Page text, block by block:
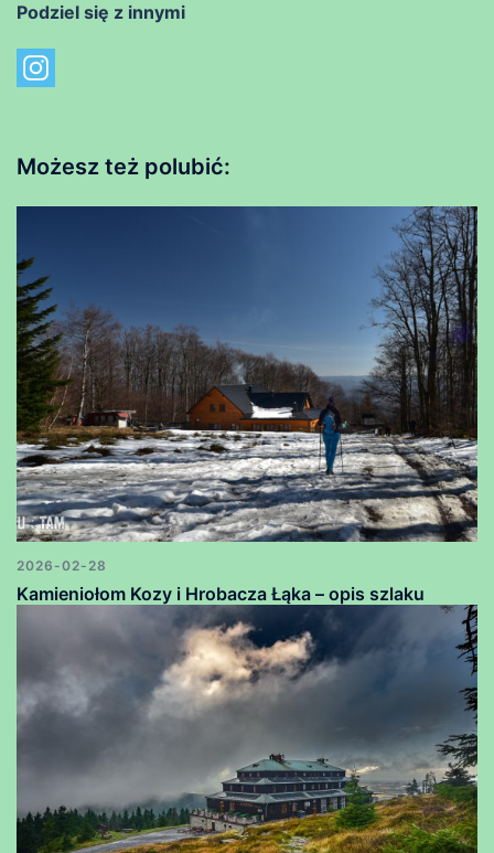
Podziel się z innymi
Możesz też polubić:
2026-02-28
Kamieniołom Kozy i Hrobacza Łąka – opis szlaku